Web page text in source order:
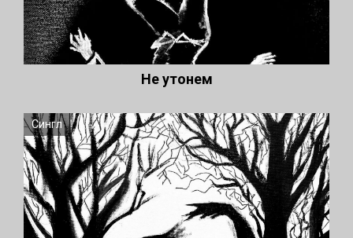
Не утонем
Сингл